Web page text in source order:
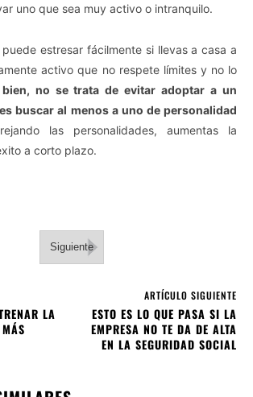
uno que sea muy activo o intranquilo.
estresar fácilmente si llevas a casa a
activo que no respete límites y no lo
no se trata de evitar adoptar a un
buscar al menos a uno de personalidad
las personalidades, aumentas la
a corto plazo.
Siguiente
LA
ARTÍCULO SIGUIENTE
ESTO ES LO QUE PASA SI LA
EMPRESA NO TE DA DE ALTA
EN LA SEGURIDAD SOCIAL